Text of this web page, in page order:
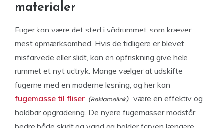
materialer
Fuger kan være det sted i vådrummet, som kræver
mest opmærksomhed. Hvis de tidligere er blevet
misfarvede eller slidt, kan en opfriskning give hele
rummet et nyt udtryk. Mange vælger at udskifte
fugerne med en moderne løsning, og her kan
fugemasse til fliser
være en effektiv og
holdbar opgradering. De nyere fugemasser modstår
bedre både skidt og vand og holder farven længere.